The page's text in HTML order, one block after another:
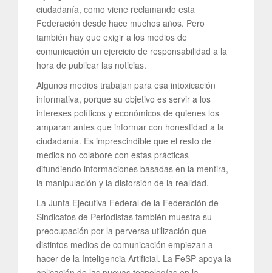
ciudadanía, como viene reclamando esta
Federación desde hace muchos años. Pero
también hay que exigir a los medios de
comunicación un ejercicio de responsabilidad a la
hora de publicar las noticias.
Algunos medios trabajan para esa intoxicación
informativa, porque su objetivo es servir a los
intereses políticos y económicos de quienes los
amparan antes que informar con honestidad a la
ciudadanía. Es imprescindible que el resto de
medios no colabore con estas prácticas
difundiendo informaciones basadas en la mentira,
la manipulación y la distorsión de la realidad.
La Junta Ejecutiva Federal de la Federación de
Sindicatos de Periodistas también muestra su
preocupación por la perversa utilización que
distintos medios de comunicación empiezan a
hacer de la Inteligencia Artificial. La FeSP apoya la